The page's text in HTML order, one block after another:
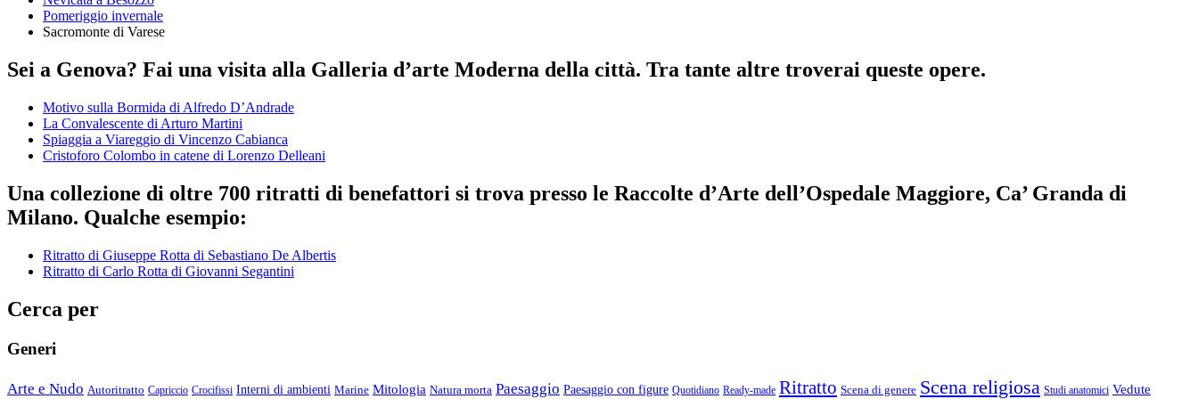
Pomeriggio invernale
Sacromonte di Varese
Sei a Genova? Fai una visita alla Galleria d’arte Moderna della città. Tra tante altre troverai queste opere.
Motivo sulla Bormida di Alfredo D’Andrade
La Convalescente di Arturo Martini
Spiaggia a Viareggio di Vincenzo Cabianca
Cristoforo Colombo in catene di Lorenzo Delleani
Una collezione di oltre 700 ritratti di benefattori si trova presso le Raccolte d’Arte dell’Ospedale Maggiore, Ca’ Granda di
Milano. Qualche esempio:
Ritratto di Giuseppe Rotta di Sebastiano De Albertis
Ritratto di Carlo Rotta di Giovanni Segantini
Cerca per
Generi
Arte e Nudo Autoritratto Capriccio Crocifissi Interni di ambienti Marine Mitologia Natura morta Paesaggio Paesaggio con figure Quotidiano Ready-made Ritratto Scena di genere Scena religiosa Studi anatomici Vedute